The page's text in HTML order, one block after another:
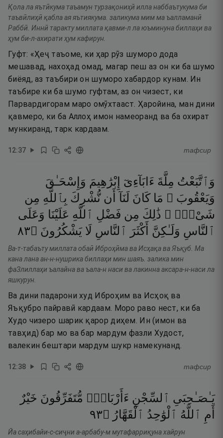
Қола ла яътӣкума таъамун турзақониҳӣ илла наббаътукума би
таъвӣлиҳӣ қабла ая яътиякума. заликума мим ма ъалламанӣ
Раббӣ. Иннӣ таракту миллата қавми-л ла юъминуна биллаҳи ва
ҳум би-л-ахирати ҳум кафирун.
Гуфт: «Ҳеҷ таъоме, ки ҳар рӯз шуморо дода
мешавад, нахоҳад омад, магар пеш аз он ки ба шумо
биёяд, аз таъбири он шуморо хабардор кунам. Ин
таъбире ки ба шумо гуфтам, аз он чизест, ки
Парвардигорам маро омӯхтааст. Ҳаройина, ман дини
қавмеро, ки ба Аллоҳ имон намеоранд ва ба охират
мункиранд, тарк кардаам.
12:37 тафсир
وَٱتَّبَعْتُ مِلَّةَ ءَابَآءِىٓ إِبْرَٰهِيمَ وَإِسْحَـٰقَ
وَيَعْقُوبَ ۚ مَا كَانَ لَنَآ أَن نُّشْرِكَ بِٱللَّهِ مِن
شَىْءٍۢ ۚ ذَٰلِكَ مِن فَضْلِ ٱللَّهِ عَلَيْنَا وَعَلَى
ٱلنَّاسِ وَلَـٰكِنَّ أَكْثَرَ ٱلنَّاسِ لَا يَشْكُرُونَ ۝٣٨
Ва-т-табаъту миллата обаӣ Иброҳӣма ва Исҳақа ва Яъқуб. Ма
кана лана ан-н-нушрика биллаҳи мин шаяъ. залика мин
фаЗлиллаҳи ъалайна ва ъала-н наси ва лакинна аксара-н-наси ла
яшкурун.
Ва дини падарони худ Иброҳим ва Исҳоқ ва
Яъқубро пайравӣ кардаам. Моро раво нест, ки ба
Худо чизеро шарик қарор диҳем. Ин (имон ва
тавҳид) бар мо ва бар мардум фазли Худост,
валекин бештари мардум шукр намекунанд.
12:38 тафсир
يَـٰصَـٰحِبَىِ ٱلسِّجْنِ ءَأَرْبَابٌۭ مُّتَفَرِّقُونَ خَيْرٌ
أَمِ ٱللَّهُ ٱلْوَٰحِدُ ٱلْقَهَّارُ ۝٣٩
Йа саҳибайи-с-сиҷни а-арбабу-м мутафарриқуна хайрун